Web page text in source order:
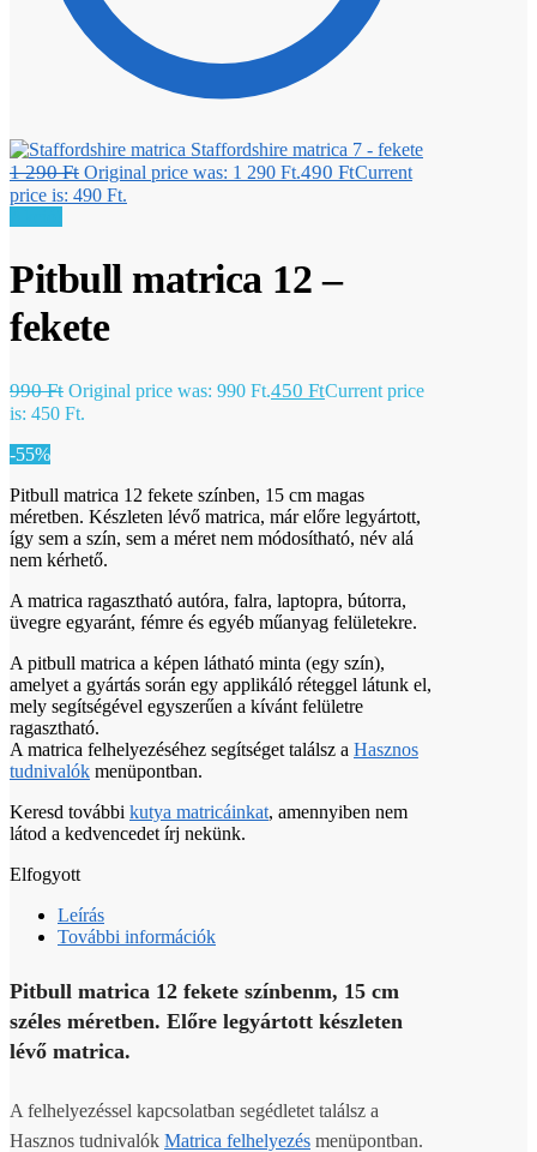
Staffordshire matrica 7 - fekete
1 290Ft Original price was: 1 290 Ft.490 FtCurrent
price is: 490 Ft.
Pitbull matrica 12 –
fekete
990Ft Original price was: 990 Ft.450 FtCurrent price
is: 450 Ft.
-55%
Pitbull matrica 12 fekete színben, 15 cm magas
méretben. Készleten lévő matrica, már előre legyártott,
így sem a szín, sem a méret nem módosítható, név alá
nem kérhető.
A matrica ragasztható autóra, falra, laptopra, bútorra,
üvegre egyaránt, fémre és egyéb műanyag felületekre.
A pitbull matrica a képen látható minta (egy szín),
amelyet a gyártás során egy applikáló réteggel látunk el,
mely segítségével egyszerűen a kívánt felületre
ragasztható.
A matrica felhelyezéséhez segítséget találsz a Hasznos
tudnivalók menüpontban.
Keresd további kutya matricáinkat, amennyiben nem
látod a kedvencedet írj nekünk.
Elfogyott
Leírás
További információk
Pitbull matrica 12 fekete színbenm, 15 cm
széles méretben. Előre legyártott készleten
lévő matrica.
A felhelyezéssel kapcsolatban segédletet találsz a
Hasznos tudnivalók Matrica felhelyezés menüpontban.